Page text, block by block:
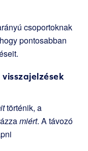
csoportoknak
pontosabban
történik, a
miért. A távozó